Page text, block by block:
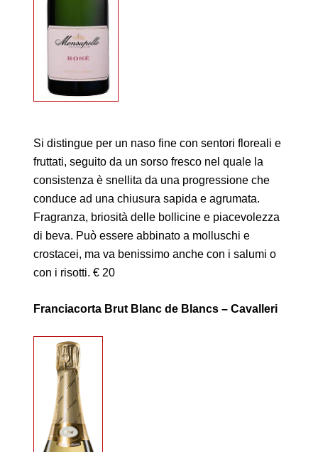
Si distingue per un naso fine con sentori floreali e
fruttati, seguito da un sorso fresco nel quale la
consistenza è snellita da una progressione che
conduce ad una chiusura sapida e agrumata.
Fragranza, briosità delle bollicine e piacevolezza
di beva. Può essere abbinato a molluschi e
crostacei, ma va benissimo anche con i salumi o
con i risotti. € 20
Franciacorta Brut Blanc de Blancs – Cavalleri